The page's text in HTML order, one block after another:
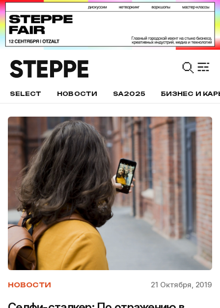
SELECT НОВОСТИ SA2025 БИЗНЕС И
НОВОСТИ 21 Октября, 2019